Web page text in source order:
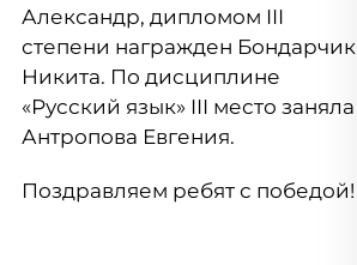
Александр, дипломом III
степени награжден Бондарчик
Никита. По дисциплине
«Русский язык» III место заняла
Антропова Евгения.
Поздравляем ребят с победой!